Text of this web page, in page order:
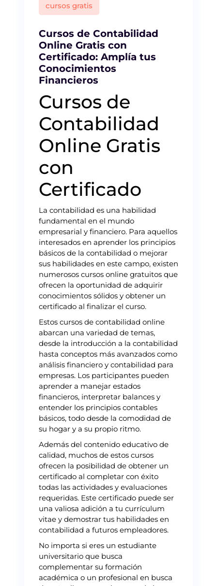
cursos gratis
Cursos de Contabilidad
Online Gratis con
Certificado: Amplía tus
Conocimientos
Financieros
Cursos de
Contabilidad
Online Gratis
con
Certificado
La contabilidad es una habilidad
fundamental en el mundo
empresarial y financiero. Para aquellos
interesados en aprender los principios
básicos de la contabilidad o mejorar
sus habilidades en este campo, existen
numerosos cursos online gratuitos que
ofrecen la oportunidad de adquirir
conocimientos sólidos y obtener un
certificado al finalizar el curso.
Estos cursos de contabilidad online
abarcan una variedad de temas,
desde la introducción a la contabilidad
hasta conceptos más avanzados como
análisis financiero y contabilidad para
empresas. Los participantes pueden
aprender a manejar estados
financieros, interpretar balances y
entender los principios contables
básicos, todo desde la comodidad de
su hogar y a su propio ritmo.
Además del contenido educativo de
calidad, muchos de estos cursos
ofrecen la posibilidad de obtener un
certificado al completar con éxito
todas las actividades y evaluaciones
requeridas. Este certificado puede ser
una valiosa adición a tu currículum
vitae y demostrar tus habilidades en
contabilidad a futuros empleadores.
No importa si eres un estudiante
universitario que busca
complementar su formación
académica o un profesional en busca